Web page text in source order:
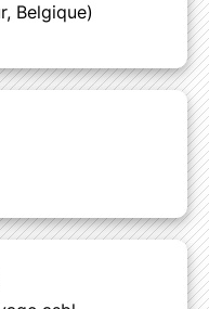
Belgique)